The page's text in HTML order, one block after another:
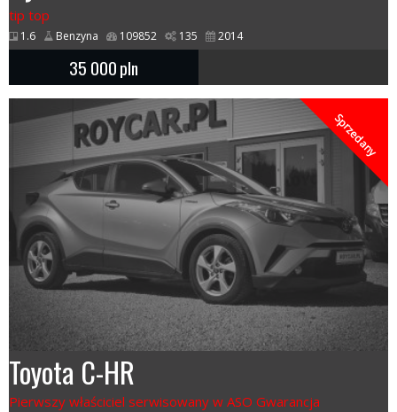
tip top
1.6 Benzyna 109852 135 2014
35 000pln
Sprzedany
Toyota C-HR
Pierwszy właściciel serwisowany w ASO Gwarancja